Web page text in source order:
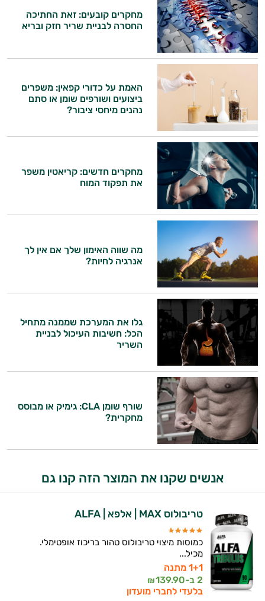
מחקרים קובעים: זאת החתיכה
החסרה לבניית שריר חזק ובריא
האמת על כדורי קפאין: משפרים
ביצועים ושורפים שומן או סתם
נהנים מיחסי ציבור?
מחקרים חדשים: קריאטין משפר
את תפקוד המוח
מה שווה האימון שלך אם אין לך
אנרגיה לחיות?
גלו את המערכת שממנה מתחיל
הכל: חשיבות העיכול לבניית
השריר
שורף שומן CLA: גימיק או מבוסס
מחקרית?
אנשים שקנו את המוצר הזה קנו גם
טריבולוס MAX | אלפא | ALFA
כמוסות מיצוי טריבולוס טהור בריכוז אופטימלי.
מכיל...
1+1 מתנה
2 ב-
139.90
₪
בלעדי לחברי מועדון
היי,
אני יועץ הבריאות האישי AI של טבע בריא.
התשובות שלי מבוססות על מאגרי מידע קליניים
וספרות מקצועית בתחומי הרפואה הטבעית
ותזונת הספורט.
אני כאן כדי לעזור לך להתאים את תוספי
התזונה ומוצרי הבריאות המדויקים למטרות
ולמצב הגופני שלך, ולהסביר לך אילו רכיבים
עובדים יחד כדי למקסם תוצאות גם בחיי היום
יום וגם בתחום הכושר והספורט.
המטרה שלי היא להתאים עבורך המלצות
אישיות מבוססות מדעית.
זה הזמן להתחיל. איך אוכל לעזור?